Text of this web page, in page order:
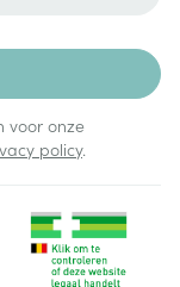
voor onze
policy.